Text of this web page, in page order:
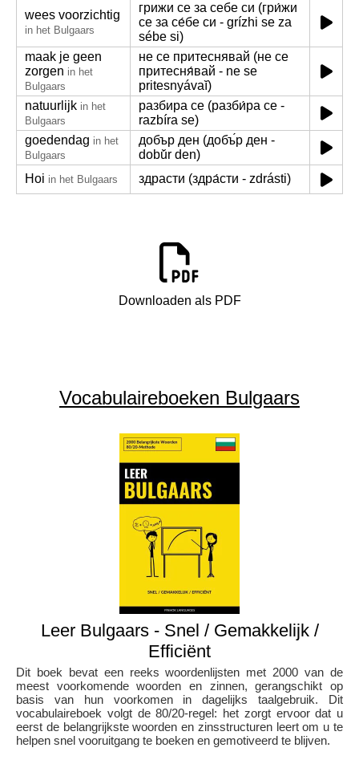
wees voorzichtig
in het Bulgaars
грижи се за себе си (гри́жи
се за се́бе си - grízhi se za
sébe si)
maak je geen
zorgen in het
Bulgaars
не се притеснявай (не се
притесня́вай - ne se
pritesnyávaĭ)
natuurlijk in het
Bulgaars
разбира се (разби́ра се -
razbíra se)
goedendag in het
Bulgaars
добър ден (добъ́р ден -
dobŭ́r den)
Hoi in het Bulgaars здрасти (здра́сти - zdrásti)
Downloaden als PDF
Vocabulaireboeken Bulgaars
Leer Bulgaars - Snel / Gemakkelijk /
Efficiënt
Dit boek bevat een reeks woordenlijsten met 2000 van de
meest voorkomende woorden en zinnen, gerangschikt op
basis van hun voorkomen in dagelijks taalgebruik. Dit
vocabulaireboek volgt de 80/20-regel: het zorgt ervoor dat u
eerst de belangrijkste woorden en zinsstructuren leert om u te
helpen snel vooruitgang te boeken en gemotiveerd te blijven.